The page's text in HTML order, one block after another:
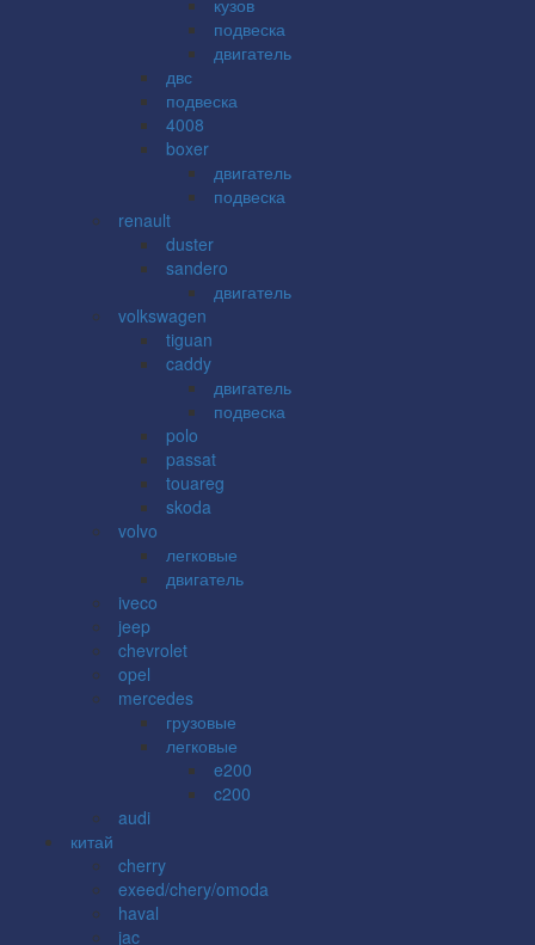
подвеска
двигатель
двс
подвеска
4008
boxer
двигатель
подвеска
renault
duster
sandero
двигатель
volkswagen
tiguan
caddy
двигатель
подвеска
polo
passat
touareg
skoda
volvo
легковые
двигатель
iveco
jeep
chevrolet
opel
mercedes
грузовые
легковые
e200
c200
audi
китай
cherry
exeed/chery/omoda
haval
jac